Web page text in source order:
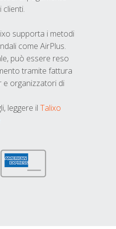
clienti.
supporta i metodi
come AirPlus.
può essere reso
tramite fattura
e organizzatori di
leggere il Talixo